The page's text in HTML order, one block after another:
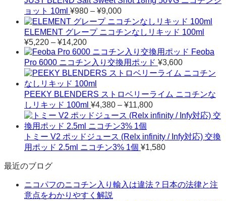
ョット 10ml ¥980 – ¥9,000価
格
帯:
–
¥9,000
ELEMENT グレープ ニコチンなしリキッド 100ml
¥5,220 – ¥14,200価
格
帯:
¥5,220
–
¥14,200
Feoba
Pro 6000 ニコチン入り交換用ポッド ¥3,600
PEEKY BLENDERS ストロベリーライム ニコチンな
しリキッド 100ml ¥4,380 – ¥11,800価
格
¥4,380
–
トミー V2 ポッドジュース (Relx infinity / Infy対応) 交換
用ポッド 2.5ml ニコチン3% 1個 ¥1,580
最近のブログ
ニコパフのニコチン入り輸入は違法？日本の法律と注
意点をわかりやすく解説